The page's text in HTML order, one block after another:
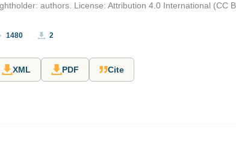
authors. License: Attribution 4.0 International (CC
1480 2
XML PDF Cite